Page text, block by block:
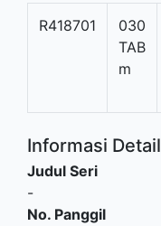
R418701
030
TAB
m
Informasi Detail
Judul Seri
-
No. Panggil